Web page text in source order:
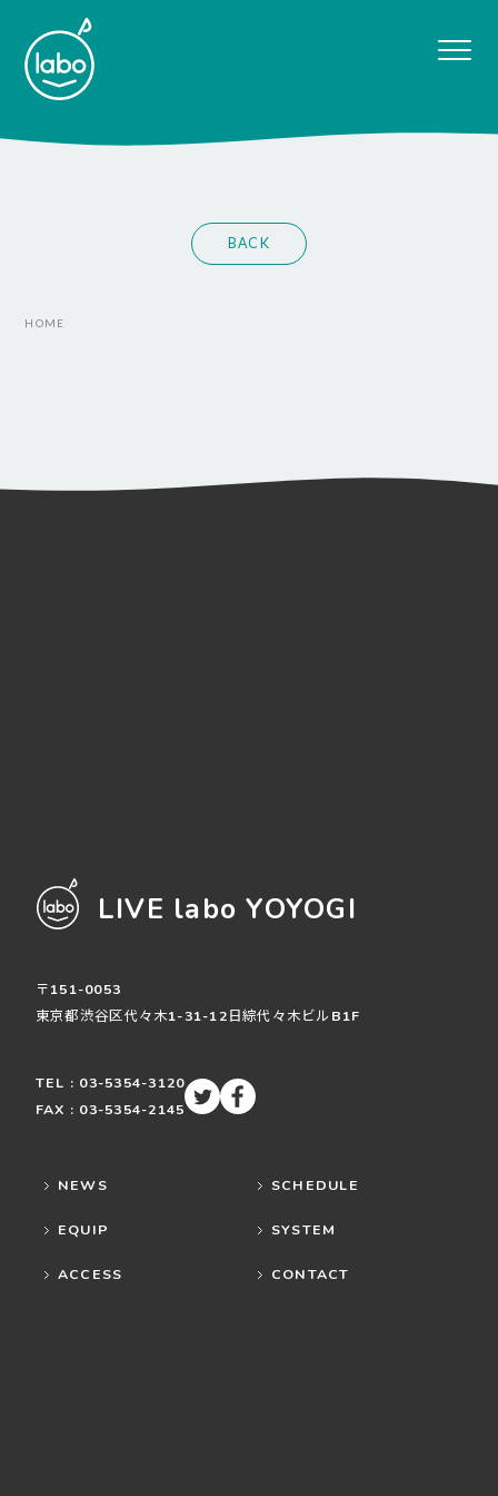
BACK
HOME
LIVE labo YOYOGI
〒151-0053
東京都渋谷区代々木1-31-12日綜代々木ビルB1F
TEL : 03-5354-3120
FAX : 03-5354-2145
NEWS SCHEDULE
EQUIP SYSTEM
ACCESS CONTACT